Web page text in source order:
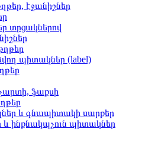
էջանիշներ
տրցակներով
պիտակներ (label)
ֆաքսի
և գնապիտակի սարքեր
և ինքնակպչուն պիտակներ